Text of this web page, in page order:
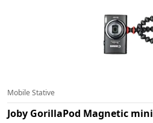
Mobile Stative
Joby GorillaPod Magnetic mini